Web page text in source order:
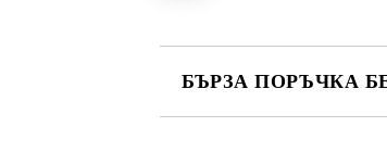
БЪРЗА ПОРЪЧКА